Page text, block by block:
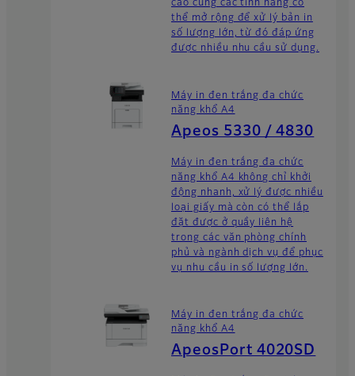
cao cùng các tính năng có
thể mở rộng để xử lý bản in
số lượng lớn, từ đó đáp ứng
được nhiều nhu cầu sử dụng.
Máy in đen trắng đa chức
năng khổ A4
Apeos 5330 / 4830
Máy in đen trắng đa chức
năng khổ A4 không chỉ khởi
động nhanh, xử lý được nhiều
loại giấy mà còn có thể lắp
đặt được ở quầy liên hệ
trong các văn phòng chính
phủ và ngành dịch vụ để phục
vụ nhu cầu in số lượng lớn.
Máy in đen trắng đa chức
năng khổ A4
ApeosPort 4020SD